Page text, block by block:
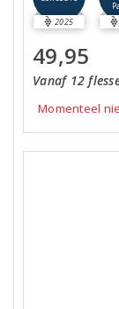
2025
49,95
Vanaf 12
Momenteel